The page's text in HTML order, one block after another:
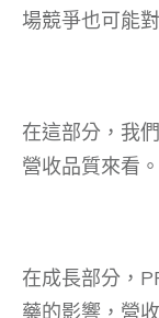
場競爭也可能
在這部分，我
營收品質來看。
在成長部分，
藥的影響，營